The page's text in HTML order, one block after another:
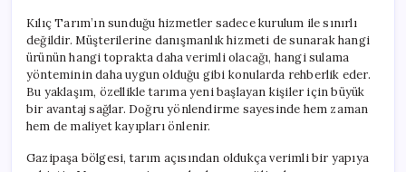
Kılıç Tarım’ın sunduğu hizmetler sadece kurulum ile sınırlı
değildir. Müşterilerine danışmanlık hizmeti de sunarak hangi
ürünün hangi toprakta daha verimli olacağı, hangi sulama
yönteminin daha uygun olduğu gibi konularda rehberlik eder.
Bu yaklaşım, özellikle tarıma yeni başlayan kişiler için büyük
bir avantaj sağlar. Doğru yönlendirme sayesinde hem zaman
hem de maliyet kayıpları önlenir.
Gazipaşa bölgesi, tarım açısından oldukça verimli bir yapıya